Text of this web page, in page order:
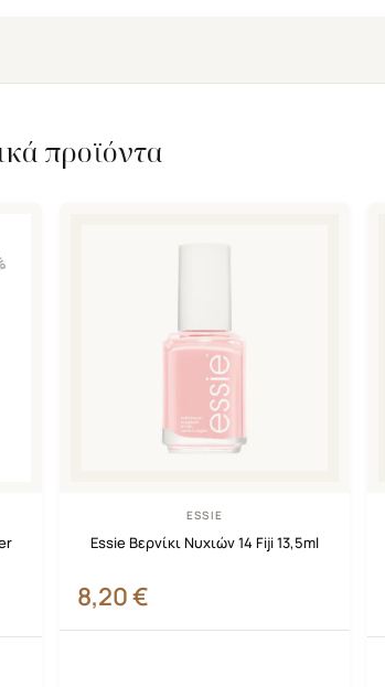
προϊόντα
ESSIE
Essie Βερνίκι Νυχιών 14 Fiji 13,5ml
8,20€